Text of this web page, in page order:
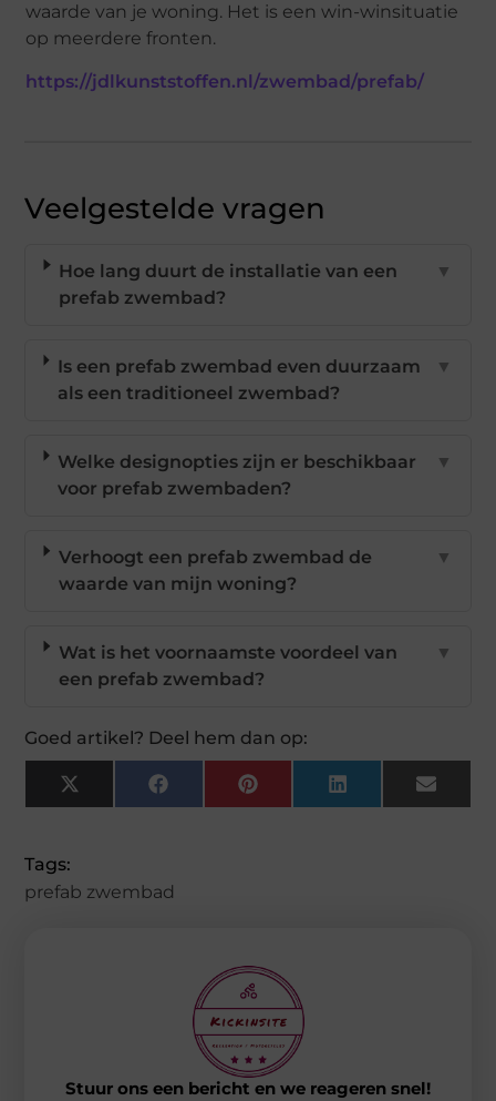
waarde van je woning. Het is een win-winsituatie
op meerdere fronten.
https://jdlkunststoffen.nl/zwembad/prefab/
Veelgestelde vragen
Hoe lang duurt de installatie van een
prefab zwembad?
▼
Is een prefab zwembad even duurzaam
als een traditioneel zwembad?
▼
Welke designopties zijn er beschikbaar
voor prefab zwembaden?
▼
Verhoogt een prefab zwembad de
waarde van mijn woning?
▼
Wat is het voornaamste voordeel van
een prefab zwembad?
▼
Goed artikel? Deel hem dan op:
X
(Twitter)
FacebookPinterestLinkedIn Email
Tags:
prefab zwembad
Stuur ons een bericht en we reageren snel!